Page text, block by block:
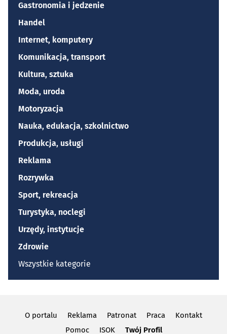
Gastronomia i jedzenie
Handel
Internet, komputery
Komunikacja, transport
Kultura, sztuka
Moda, uroda
Motoryzacja
Nauka, edukacja, szkolnictwo
Produkcja, usługi
Reklama
Rozrywka
Sport, rekreacja
Turystyka, noclegi
Urzędy, instytucje
Zdrowie
Wszystkie kategorie
O portalu Reklama Patronat Praca
Kontakt
Pomoc
ISOK Twój Profil